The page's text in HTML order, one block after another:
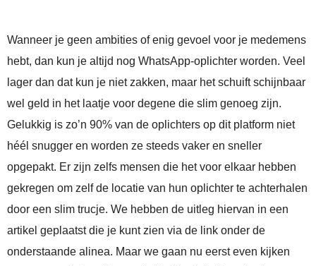
Wanneer je geen ambities of enig gevoel voor je medemens
hebt, dan kun je altijd nog WhatsApp-oplichter worden. Veel
lager dan dat kun je niet zakken, maar het schuift schijnbaar
wel geld in het laatje voor degene die slim genoeg zijn.
Gelukkig is zo’n 90% van de oplichters op dit platform niet
héél snugger en worden ze steeds vaker en sneller
opgepakt. Er zijn zelfs mensen die het voor elkaar hebben
gekregen om zelf de locatie van hun oplichter te achterhalen
door een slim trucje. We hebben de uitleg hiervan in een
artikel geplaatst die je kunt zien via de link onder de
onderstaande alinea. Maar we gaan nu eerst even kijken